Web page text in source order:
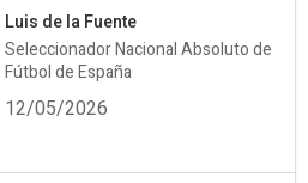
Luis de la Fuente
Seleccionador Nacional Absoluto de
Fútbol de España
12/05/2026